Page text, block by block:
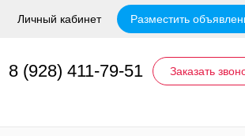
Личный кабинет Разместить
8 (928) 411-79-51 Заказать